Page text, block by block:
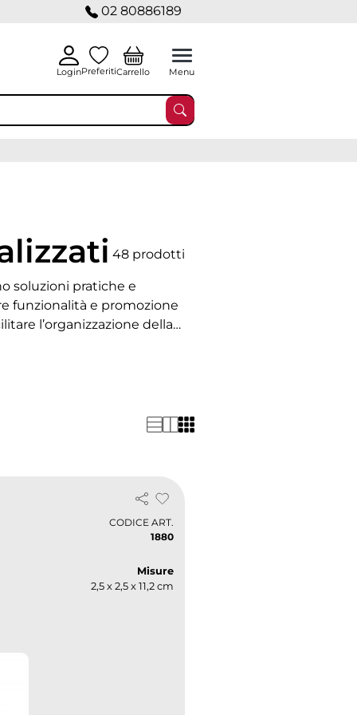
02 80886189
LoginPreferitiCarrello Menu
48 prodotti
soluzioni pratiche e
funzionalità e promozione
l’organizzazione della
mantenendo allo
aziendale. Questi prodotti
anche l’immagine
CODICE ART.
1880
Misure
2,5 x 2,5 x 11,2 cm